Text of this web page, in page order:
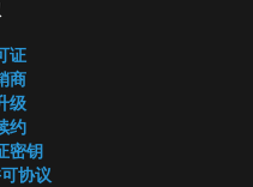
证密钥
(WASM)
证
商
级
约
密钥
协议